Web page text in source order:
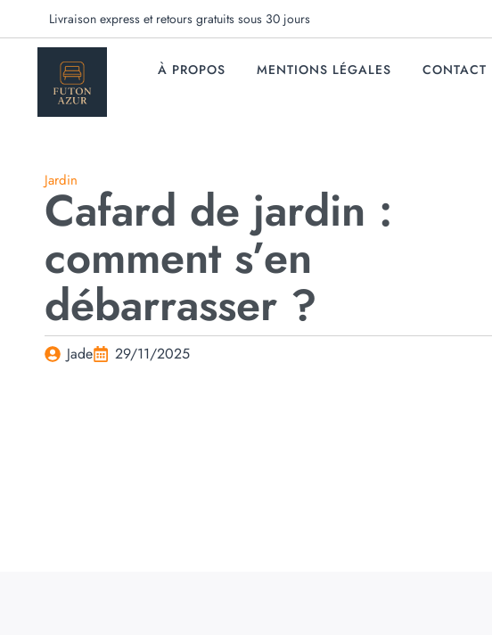
Livraison express et retours gratuits sous 30 jours
À PROPOS MENTIONS LÉGALES CONTACT
Jardin
Cafard de jardin :
comment s’en
débarrasser ?
Jade 29/11/2025